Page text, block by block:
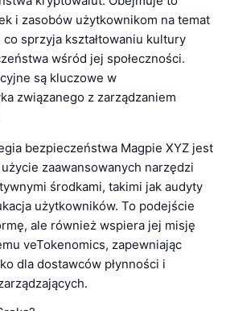
i zasobów użytkownikom na temat
sprzyja kształtowaniu kultury
wśród jej społeczności.
są kluczowe w
związanego z zarządzaniem
bezpieczeństwa Magpie XYZ jest
zaawansowanych narzędzi
środkami, takimi jak audyty
użytkowników. To podejście
ale również wspiera jej misję
veTokenomics, zapewniając
dla dostawców płynności i